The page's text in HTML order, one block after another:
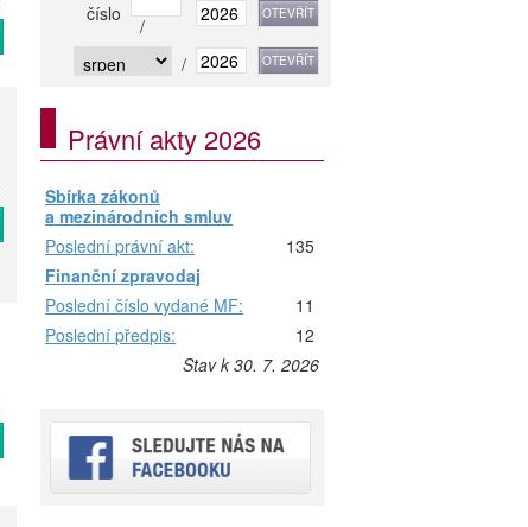
číslo
/
/
Právní akty 2026
Sbírka zákonů
a mezinárodních smluv
Poslední právní akt:
135
Finanční zpravodaj
Poslední číslo vydané MF:
11
Poslední předpis:
12
Stav k 30. 7. 2026